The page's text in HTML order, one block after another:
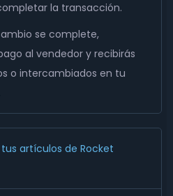
la transacción.
se complete,
al vendedor y recibirás
o intercambiados en tu
artículos de Rocket